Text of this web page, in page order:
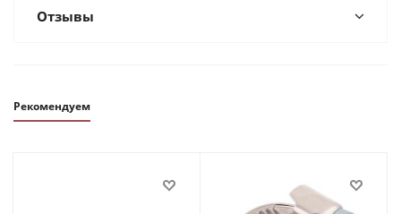
Отзывы
Рекомендуем